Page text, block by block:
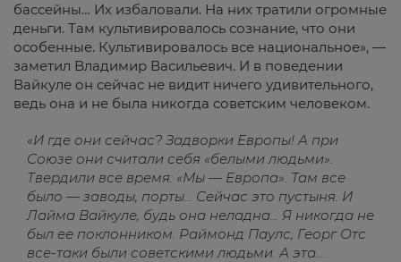
бассейны… Их избаловали. На них тратили огромные
деньги. Там культивировалось сознание, что они
особенные. Культивировалось все национальное», —
заметил Владимир Васильевич. И в поведении
Вайкуле он сейчас не видит ничего удивительного,
ведь она и не была никогда советским человеком.
«И где они сейчас? Задворки Европы! А при
Союзе они считали себя «белыми людьми».
Твердили все время: «Мы — Европа». Там все
было — заводы, порты… Сейчас это пустыня. И
Лайма Вайкуле, будь она неладна… Я никогда не
был ее поклонником. Раймонд Паулс, Георг Отс
все-таки были советскими людьми. А эта…